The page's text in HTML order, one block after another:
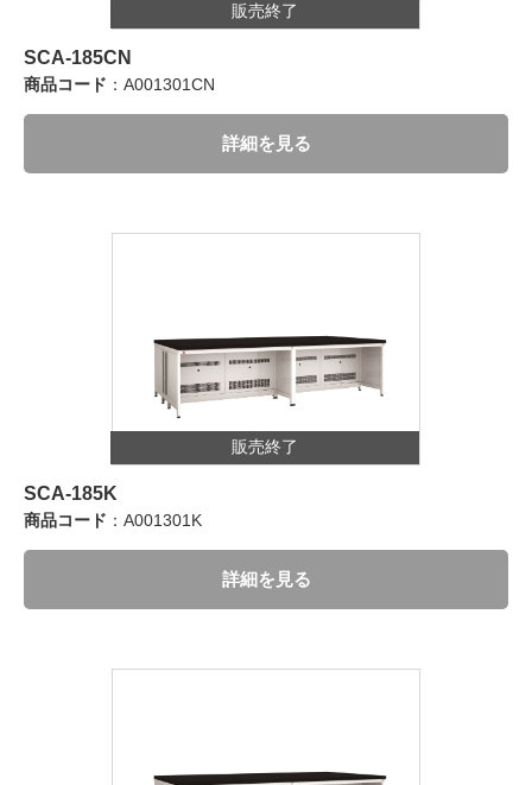
販売終了
SCA-185CN
商品コード ：A001301CN
詳細を見る
販売終了
SCA-185K
商品コード ：A001301K
詳細を見る